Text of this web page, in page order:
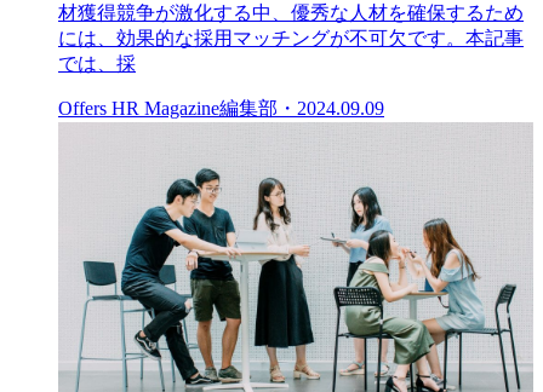
材獲得競争が激化する中、優秀な人材を確保するため
には、効果的な採用マッチングが不可欠です。本記事
では、採
Offers HR Magazine編集部 ・ 2024.09.09